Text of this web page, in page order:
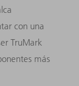
con una
TruMark
más